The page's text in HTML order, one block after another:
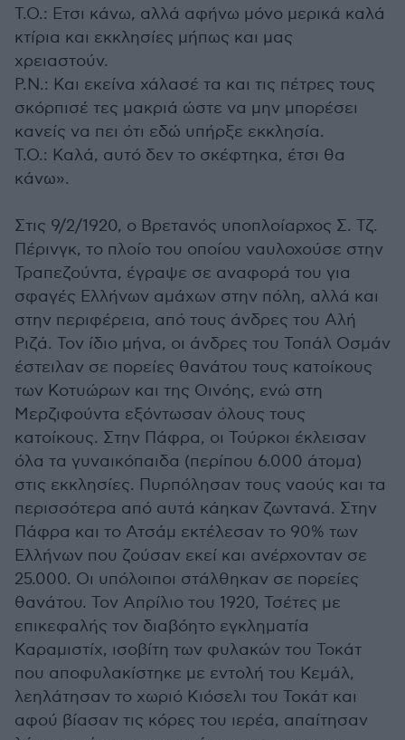
Τ.Ο.: Ετσι κάνω, αλλά αφήνω μόνο μερικά καλά
κτίρια και εκκλησίες μήπως και μας
χρειαστούν.
Ρ.Ν.: Και εκείνα χάλασέ τα και τις πέτρες τους
σκόρπισέ τες μακριά ώστε να μην μπορέσει
κανείς να πει ότι εδώ υπήρξε εκκλησία.
Τ.Ο.: Καλά, αυτό δεν το σκέφτηκα, έτσι θα
κάνω».
Στις 9/2/1920, ο Βρετανός υποπλοίαρχος Σ. Τζ.
Πέρινγκ, το πλοίο του οποίου ναυλοχούσε στην
Τραπεζούντα, έγραψε σε αναφορά του για
σφαγές Ελλήνων αμάχων στην πόλη, αλλά και
στην περιφέρεια, από τους άνδρες του Αλή
Ριζά. Τον ίδιο μήνα, οι άνδρες του Τοπάλ Οσμάν
έστειλαν σε πορείες θανάτου τους κατοίκους
των Κοτυώρων και της Οινόης, ενώ στη
Μερζιφούντα εξόντωσαν όλους τους
κατοίκους. Στην Πάφρα, οι Τούρκοι έκλεισαν
όλα τα γυναικόπαιδα (περίπου 6.000 άτομα)
στις εκκλησίες. Πυρπόλησαν τους ναούς και τα
περισσότερα από αυτά κάηκαν ζωντανά. Στην
Πάφρα και το Ατσάμ εκτέλεσαν το 90% των
Ελλήνων που ζούσαν εκεί και ανέρχονταν σε
25.000. Οι υπόλοιποι στάλθηκαν σε πορείες
θανάτου. Τον Απρίλιο του 1920, Τσέτες με
επικεφαλής τον διαβόητο εγκληματία
Καραμιστίχ, ισοβίτη των φυλακών του Τοκάτ
που αποφυλακίστηκε με εντολή του Κεμάλ,
λεηλάτησαν το χωριό Κιόσελι του Τοκάτ και
αφού βίασαν τις κόρες του ιερέα, απαίτησαν